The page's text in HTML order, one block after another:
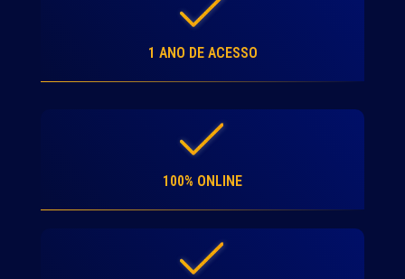
1 ANO DE ACESSO
100% ONLINE